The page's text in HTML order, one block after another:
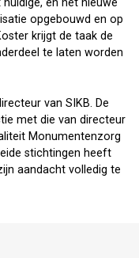
en het nieuwe
opgebouwd en op
krijgt de taak de
te laten worden
van SIKB. De
met die van directeur
Monumentenzorg
stichtingen heeft
aandacht volledig te